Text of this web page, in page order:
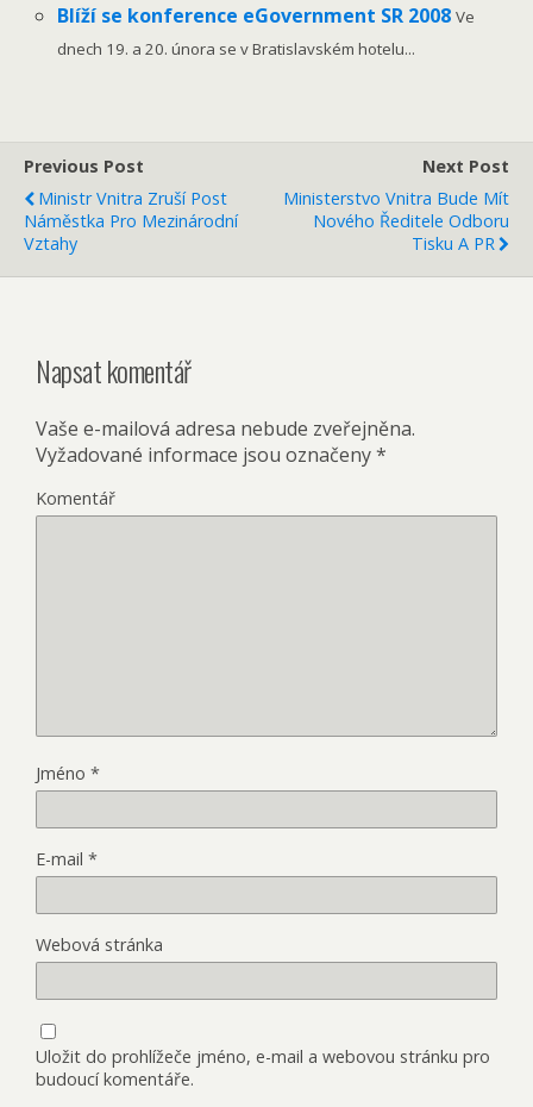
Blíží se konference eGovernment SR 2008Ve
dnech 19. a 20. února se v Bratislavském hotelu...
Previous Post
Ministr Vnitra Zruší Post
Náměstka Pro Mezinárodní
Vztahy
Next Post
Ministerstvo Vnitra Bude Mít
Nového Ředitele Odboru
Tisku A PR
Napsat komentář
Vaše e-mailová adresa nebude zveřejněna.
Vyžadované informace jsou označeny*
Komentář
Jméno *
E-mail *
Webová stránka
Uložit do prohlížeče jméno, e-mail a webovou stránku pro
budoucí komentáře.